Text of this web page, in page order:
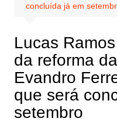
concluída já em
Lucas
da reforma
Evandro
que será
setembro